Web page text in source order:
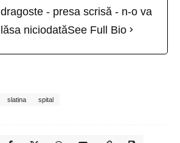
dragoste - presa scrisă - n-o va
lăsa niciodatăSee Full Bio
slatina spital